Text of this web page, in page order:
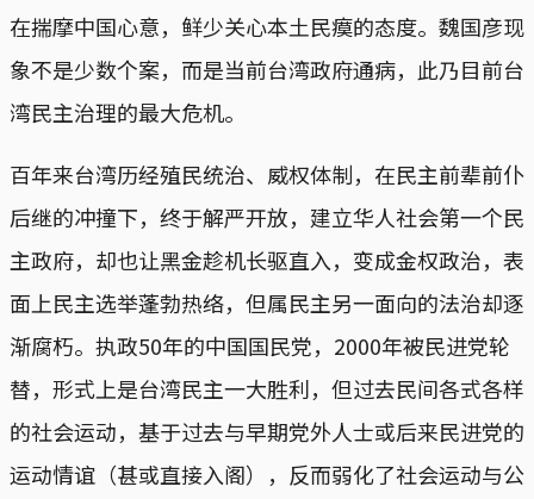
在揣摩中国心意，鲜少关心本土民瘼的态度。魏国彦现
象不是少数个案，而是当前台湾政府通病，此乃目前台
湾民主治理的最大危机。
百年来台湾历经殖民统治、威权体制，在民主前辈前仆
后继的冲撞下，终于解严开放，建立华人社会第一个民
主政府，却也让黑金趁机长驱直入，变成金权政治，表
面上民主选举蓬勃热络，但属民主另一面向的法治却逐
渐腐朽。执政50年的中国国民党，2000年被民进党轮
替，形式上是台湾民主一大胜利，但过去民间各式各样
的社会运动，基于过去与早期党外人士或后来民进党的
运动情谊（甚或直接入阁），反而弱化了社会运动与公